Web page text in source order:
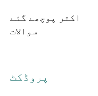
اکثر پوچھے گئے
سوالات
پروڈکٹ
Беларуская мова
Kiswahili
O‘zbekcha